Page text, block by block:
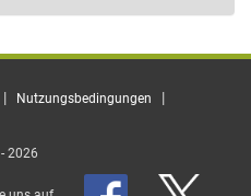
| Nutzungsbedingungen |
2026